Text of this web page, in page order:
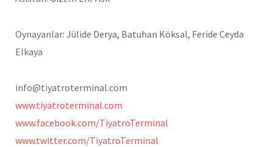
Oynayanlar: Jülide Derya, Batuhan Köksal, Feride Ceyda
Elkaya
info@tiyatroterminal.com
www.tiyatroterminal.com
www.facebook.com/TiyatroTerminal
www.twitter.com/TiyatroTerminal